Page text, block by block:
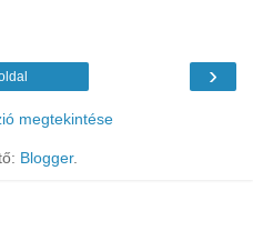
›
megtekintése
Blogger.